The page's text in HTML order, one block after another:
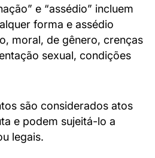
e “assédio” incluem
forma e assédio
moral, de gênero, crenças
sexual, condições
são considerados atos
e podem sujeitá-lo a
legais.